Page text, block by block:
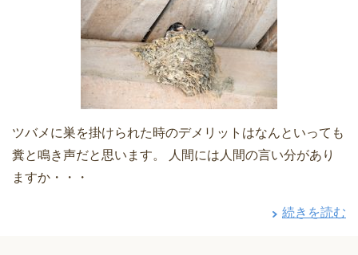
ツバメに巣を掛けられた時のデメリットはなんといっても
糞と鳴き声だと思います。 人間には人間の言い分があり
ますか・・・
続きを読む